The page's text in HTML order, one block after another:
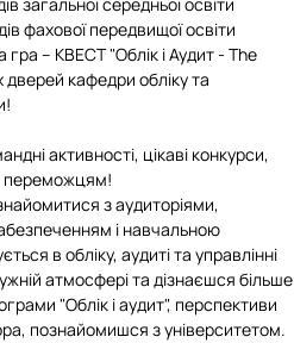
загальної середньої освіти
фахової передвищої освіти
гра – КВЕСТ "Облік і Аудит - The
кафедри обліку та
активності, цікаві конкурси,
переможцям!
з аудиторіями,
і навчальною
в обліку, аудиті та управлінні
атмосфері та дізнаєшся більше
"Облік і аудит", перспективи
познайомишся з університетом.